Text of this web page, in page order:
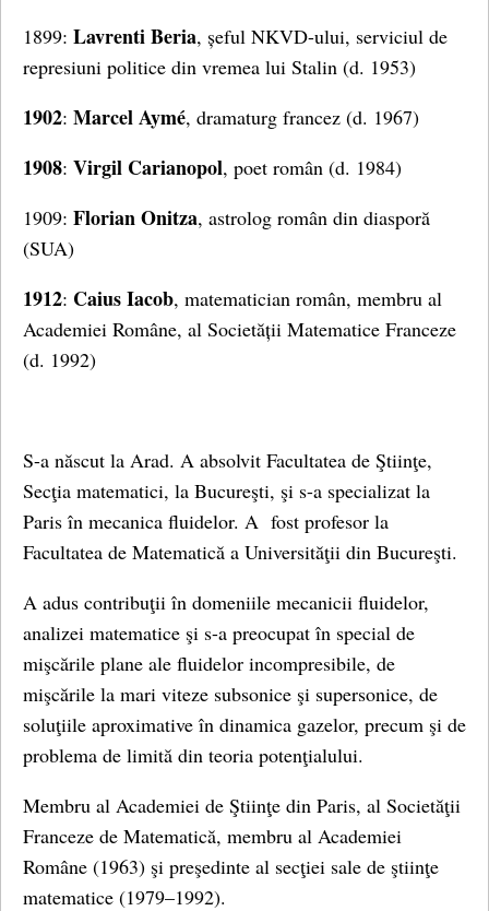
1899: Lavrenti Beria, șeful NKVD-ului, serviciul de
represiuni politice din vremea lui Stalin (d. 1953)
1902: Marcel Aymé, dramaturg francez (d. 1967)
1908: Virgil Carianopol, poet român (d. 1984)
1909: Florian Onitza, astrolog român din diasporă
(SUA)
1912: Caius Iacob, matematician român, membru al
Academiei Române, al Societății Matematice Franceze
(d. 1992)
S-a născut la Arad. A absolvit Facultatea de Ştiinţe,
Secţia matematici, la Bucureşti, şi s-a specializat la
Paris în mecanica fluidelor. A fost profesor la
Facultatea de Matematică a Universităţii din Bucureşti.
A adus contribuţii în domeniile mecanicii fluidelor,
analizei matematice şi s-a preocupat în special de
mişcările plane ale fluidelor incompresibile, de
mişcările la mari viteze subsonice şi supersonice, de
soluţiile aproximative în dinamica gazelor, precum şi de
problema de limită din teoria potenţialului.
Membru al Academiei de Ştiinţe din Paris, al Societăţii
Franceze de Matematică, membru al Academiei
Române (1963) şi preşedinte al secţiei sale de ştiinţe
matematice (1979–1992).